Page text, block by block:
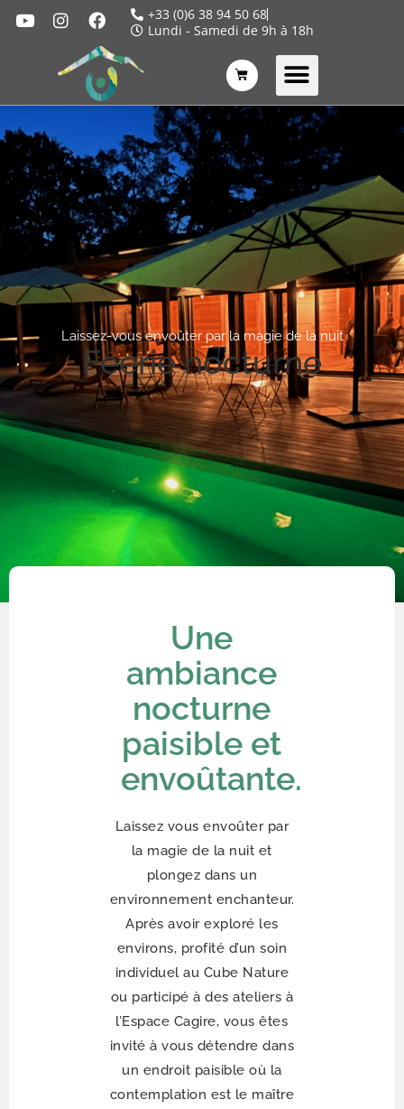
+33 (0)6 38 94 50 68
Lundi - Samedi de 9h à 18h
Laissez-vous envoûter par la magie de la nuit
Féerie nocturne
Une
ambiance
nocturne
paisible et
envoûtante.
Laissez vous envoûter par
la magie de la nuit et
plongez dans un
environnement enchanteur.
Après avoir exploré les
environs, profité d’un soin
individuel au Cube Nature
ou participé à des ateliers à
l’Espace Cagire, vous êtes
invité à vous détendre dans
un endroit paisible où la
contemplation est le maître